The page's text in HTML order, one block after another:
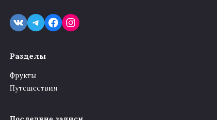
VKTelegram
Facebook
Instagram
Разделы
Фрукты
Путешествия